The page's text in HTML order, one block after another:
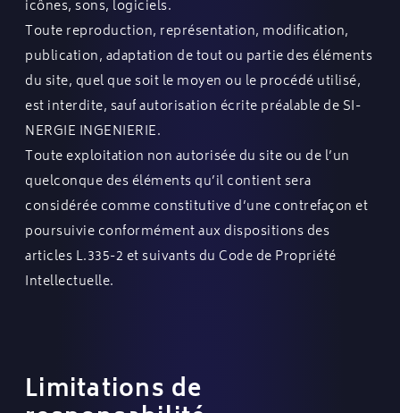
icônes, sons, logiciels.
Toute reproduction, représentation, modification,
publication, adaptation de tout ou partie des éléments
du site, quel que soit le moyen ou le procédé utilisé,
est interdite, sauf autorisation écrite préalable de SI-
NERGIE INGENIERIE.
Toute exploitation non autorisée du site ou de l’un
quelconque des éléments qu’il contient sera
considérée comme constitutive d’une contrefaçon et
poursuivie conformément aux dispositions des
articles L.335-2 et suivants du Code de Propriété
Intellectuelle.
Limitations de